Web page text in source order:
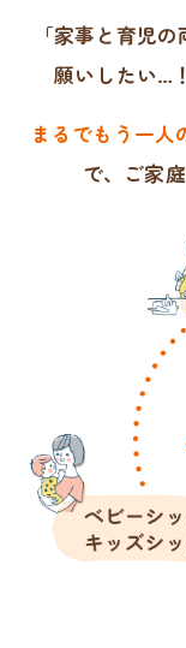
「家事と育児
願いしたい…
まるでもう一人
で、 ご家